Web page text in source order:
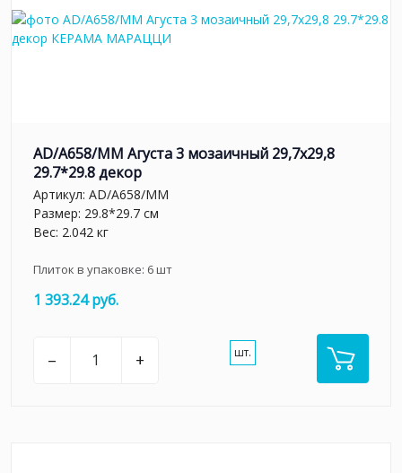
AD/A658/MM Агуста 3 мозаичный 29,7х29,8
29.7*29.8 декор
Артикул: AD/A658/MM
Размер: 29.8*29.7 см
Вес: 2.042 кг
Плиток в упаковке: 6шт
1 393.24 руб.
– + шт.